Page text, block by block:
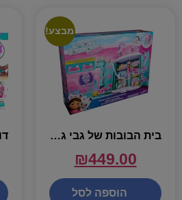
מבצע!
בית הבובות של גבי גדול – גביס דול האוס
₪449.00
הוספה לסל